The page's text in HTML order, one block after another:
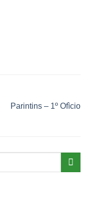
Parintins – 1º Ofìcio